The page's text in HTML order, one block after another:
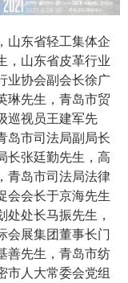
山东省轻工集体企
，山东省皮革行业
业协会副会长徐广
琳先生，青岛市贸
巡视员王建军先
岛市司法局副局长
长张廷勤先生，高
青岛市司法局法律
会会长于京海先生
处处长马振先生，
会展集团董事长门
善先生，青岛市纺
市人大常委会党组